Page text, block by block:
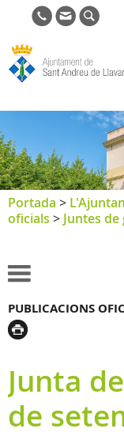
de Sant
Andreu
Portada >
oficials > Juntes
PUBLICACIONS
Junta
de